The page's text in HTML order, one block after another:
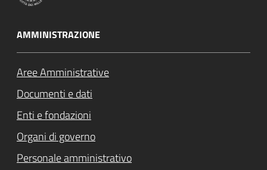
AMMINISTRAZIONE
Aree Amministrative
Documenti e dati
Enti e fondazioni
Organi di governo
Personale amministrativo